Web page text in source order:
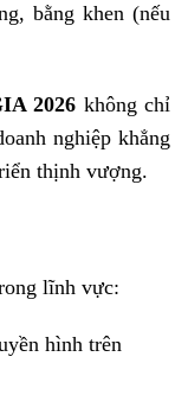
bằng khen (nếu
2026 không chỉ
nghiệp khẳng
thịnh vượng.
lĩnh vực:
hình trên